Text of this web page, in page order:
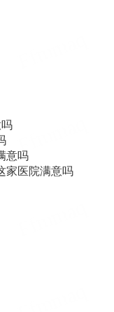
意吗
家医院满意吗